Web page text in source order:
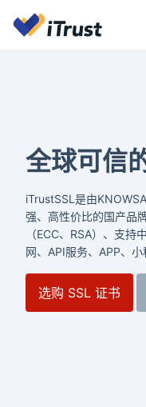
全球可信
iTrustSSL是由
强、高性价比的国产品
（ECC、RSA）、支
网、API服务、APP、小
选购 SSL 证书